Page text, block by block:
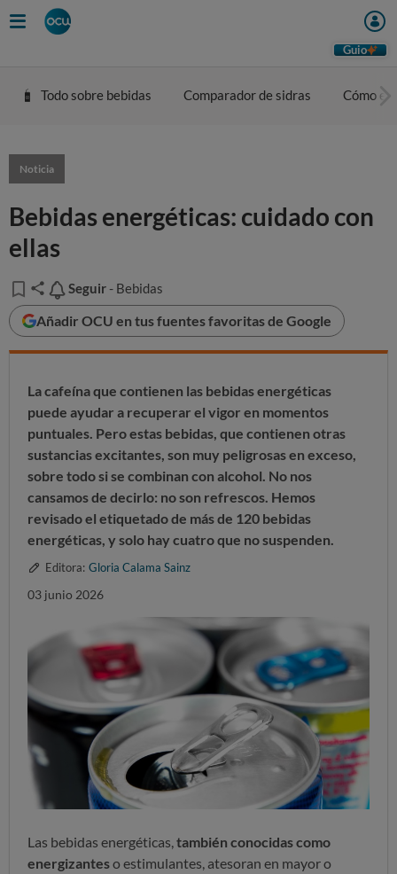
Guio
Todo sobre bebidas Comparador de sidras Cómo
Noticia
Bebidas energéticas: cuidado con
ellas
Seguir
Seguir - Bebidas
Añadir OCU en tus fuentes favoritas de Google
La cafeína que contienen las bebidas energéticas
puede ayudar a recuperar el vigor en momentos
puntuales. Pero estas bebidas, que contienen otras
sustancias excitantes, son muy peligrosas en exceso,
sobre todo si se combinan con alcohol. No nos
cansamos de decirlo: no son refrescos. Hemos
revisado el etiquetado de más de 120 bebidas
energéticas, y solo hay cuatro que no suspenden.
Editora: Gloria Calama Sainz
03 junio 2026
Las bebidas energéticas, también conocidas como
energizanteso estimulantes, atesoran en mayor o